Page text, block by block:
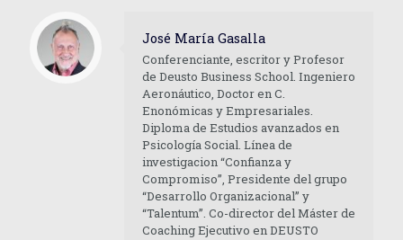
José María Gasalla
Conferenciante, escritor y Profesor
de Deusto Business School. Ingeniero
Aeronáutico, Doctor en C.
Enonómicas y Empresariales.
Diploma de Estudios avanzados en
Psicología Social. Línea de
investigacion “Confianza y
Compromiso”, Presidente del grupo
“Desarrollo Organizacional” y
“Talentum”. Co-director del Máster de
Coaching Ejecutivo en DEUSTO